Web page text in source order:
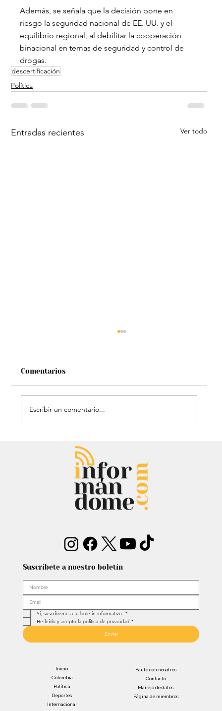
Además, se señala que la decisión pone en
riesgo la seguridad nacional de EE. UU. y el
equilibrio regional, al debilitar la cooperación
binacional en temas de seguridad y control de
drogas.
descertificación
Política
Entradas recientes Ver todo
Mauricio Lizcano apuesta por la
ciencia: Anuncia a investigador del
Atlántico como fórmula
vicepresidencial
Comentarios
Escribir un comentario...
Suscríbete a nuestro boletín
Sí, suscríbeme a tu boletín informativo. *
He leído y acepto la política de privacidad *
Enviar
Inicio
Colombia
Política
Deportes
Internacional
Paute con nosotros
Contacto
Manejo de datos
Página de miembros